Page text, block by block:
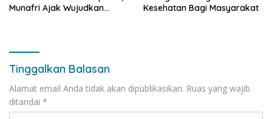
Munafri Ajak Wujudkan
Kesehatan Bagi Masyarakat
Tinggalkan Balasan
Alamat email Anda tidak akan dipublikasikan. Ruas yang wajib
ditandai *